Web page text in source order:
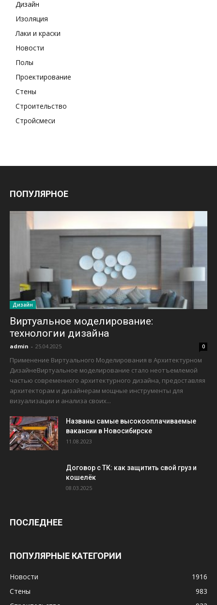
Дизайн
Изоляция
Лаки и краски
Новости
Полы
Проектирование
Стены
Строительство
Стройсмеси
ПОПУЛЯРНОЕ
Дизайн
Виртуальное моделирование:
технологии дизайна
admin - 25.04.2025 0
Применение Виртуального Моделирования в Архитектурном
ДизайнеВиртуальное моделирование стало неотъемлемой
частью современного архитектурного дизайна, предоставляя
архитекторам и дизайнерам мощные инструменты для
визуализации и анализа своих...
Названы самые высокооплачиваемые
вакансии в Новосибирске
11.08.2023
Договор с ТК: как защитить свой груз и
кошелёк
08.03.2025
ПОСЛЕДНЕЕ
ПОПУЛЯРНЫЕ КАТЕГОРИИ
Новости
1916
Стены
983